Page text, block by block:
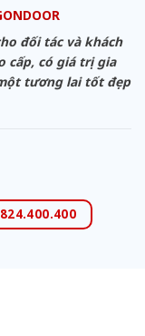
đối tác và khách
cấp, có giá trị gia
tương lai tốt đẹp